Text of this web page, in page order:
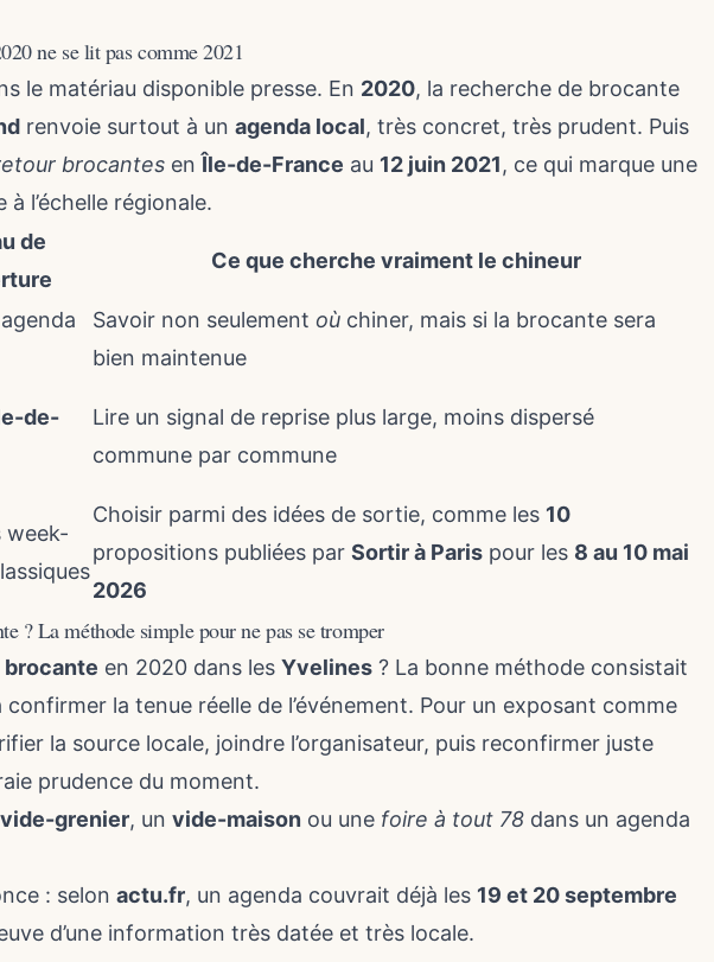
ne se lit pas comme 2021
le matériau disponible presse. En 2020, la recherche de brocante
renvoie surtout à un agenda local, très concret, très prudent. Puis
brocantes en Île-de-France au 12 juin 2021, ce qui marque une
l’échelle régionale.
de
Ce que cherche vraiment le chineur
Savoir non seulement où chiner, mais si la brocante sera
bien maintenue
de-
Lire un signal de reprise plus large, moins dispersé
commune par commune
week-
Choisir parmi des idées de sortie, comme les 10
propositions publiées par Sortir à Paris pour les 8 au 10 mai
2026
? La méthode simple pour ne pas se tromper
brocante en 2020 dans les Yvelines ? La bonne méthode consistait
confirmer la tenue réelle de l’événement. Pour un exposant comme
la source locale, joindre l’organisateur, puis reconfirmer juste
prudence du moment.
vide-grenier, un vide-maison ou une foire à tout 78 dans un agenda
: selon actu.fr, un agenda couvrait déjà les 19 et 20 septembre
d’une information très datée et très locale.